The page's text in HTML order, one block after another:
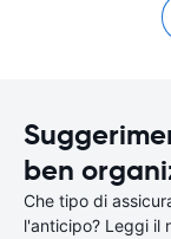
ben
Che tipo di
l'anticipo? Leggi il